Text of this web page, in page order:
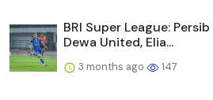
BRI Super League:
Dewa United, Elia...
3 months ago 147